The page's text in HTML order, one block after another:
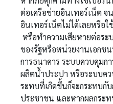
ต่อเครือข่ายอินเทอร์เน็ต
อินเทอร์เน็ตไม่ได้เลยหรือ
หรือทำความเสียหายต่อร
ของรัฐหรือหน่วยงานเอกช
การธนาคาร ระบบควบคุมก
ผลิตน้ำประปา หรือระบบค
ระทบที่เกิดขึ้นก็จะกระทบกั
ประชาชน และหากผลกระท